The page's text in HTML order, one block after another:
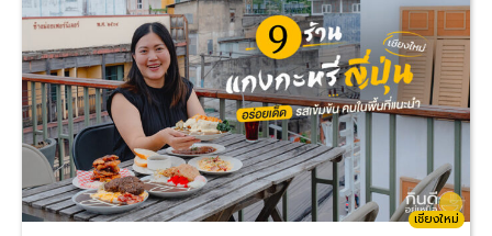
เชียงใหม่